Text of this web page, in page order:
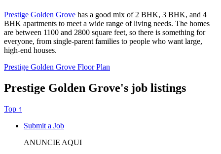
Prestige Golden Grove has a good mix of 2 BHK, 3 BHK, and 4
BHK apartments to meet a wide range of living needs. The homes
are between 1100 and 2800 square feet, so there is something for
everyone, from single-parent families to people who want large,
high-end houses.
Prestige Golden Grove Floor Plan
Prestige Golden Grove's job listings
Top ↑
Submit a Job
ANUNCIE AQUI